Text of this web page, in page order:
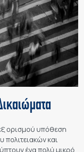
ορισμού υπόθεση
πολιτειακών και
ένα πολύ μικρό